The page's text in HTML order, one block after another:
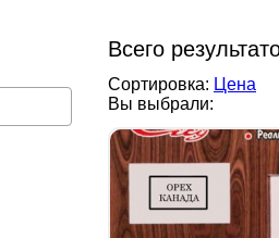
Всего
Сортировка: Цена
Вы выбрали: